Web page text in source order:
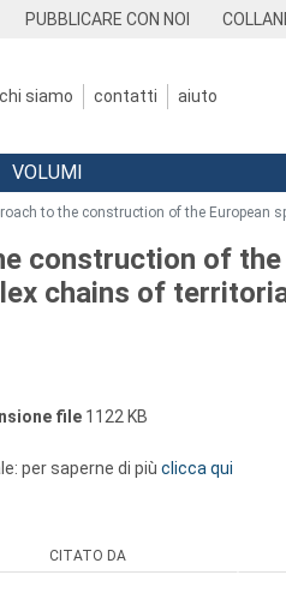
PUBBLICARE CON NOI
chi siamo contatti aiuto
VOLUMI
to the construction of the European
construction of the
chains of
file 1122 KB
per saperne di più clicca qui
CITATO DA